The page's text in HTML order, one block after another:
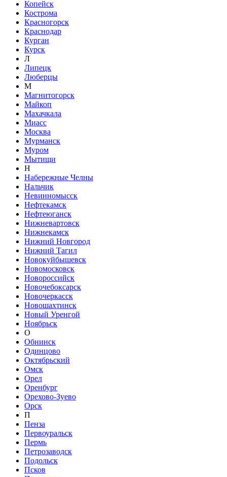
Копейск
Кострома
Красногорск
Краснодар
Курган
Курск
Л
Липецк
Люберцы
М
Магнитогорск
Майкоп
Махачкала
Миасс
Москва
Мурманск
Муром
Мытищи
Н
Набережные Челны
Нальчик
Невинномысск
Нефтекамск
Нефтеюганск
Нижневартовск
Нижнекамск
Нижний Новгород
Нижний Тагил
Новокуйбышевск
Новомосковск
Новороссийск
Новочебоксарск
Новочеркасск
Новошахтинск
Новый Уренгой
Ноябрьск
О
Обнинск
Одинцово
Октябрьский
Омск
Орел
Оренбург
Орехово-Зуево
Орск
П
Пенза
Первоуральск
Пермь
Петрозаводск
Подольск
Псков